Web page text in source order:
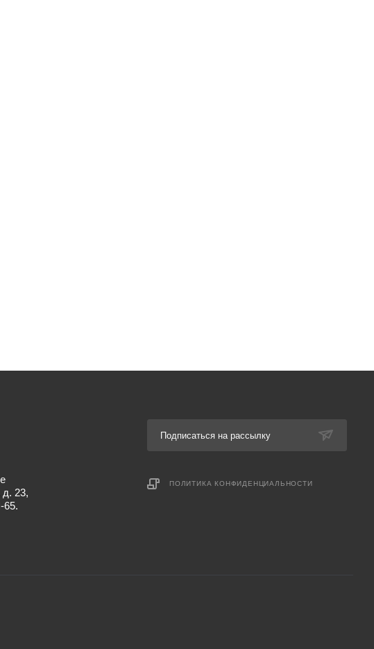
23,
65.
Подписаться на рассылку
ПОЛИТИКА КОНФИДЕНЦИАЛЬНОСТИ